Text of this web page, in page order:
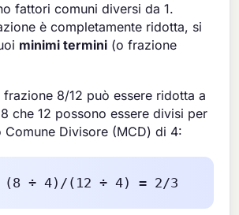
fattori comuni diversi da 1.
è completamente ridotta, si
minimi termini (o frazione
8/12 può essere ridotta a
che 12 possono essere divisi per
Comune Divisore (MCD) di 4:
(8 ÷ 4)/(12 ÷ 4) = 2/3